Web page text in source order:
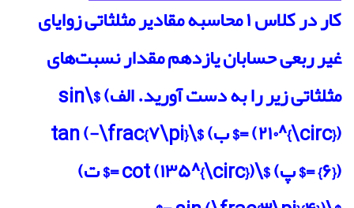
کار در کلاس ۱ محاسبه مقادیر مثلثاتی زوایای
غیر ربعی حسابان یازدهم مقدار نسبت‌های
مثلثاتی زیر را به دست آورید. الف) $\sin
(۲۱۰^{\circ}) =$ ب) $\tan (-\frac{۷\pi}
{۶}) =$ پ) $\cot (۱۳۵^{\circ}) =$ ت)